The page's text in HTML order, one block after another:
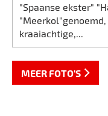
"Spaanse ekster"
kraaiachtige,...
MEER FOTO'S